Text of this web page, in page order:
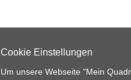
Cookie Einstellungen
Um unsere Webseite "Mein